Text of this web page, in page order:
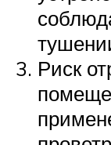
Риск